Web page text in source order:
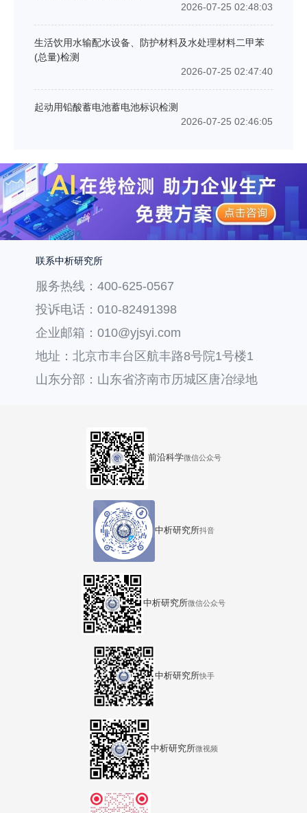
2026-07-25 02:48:03
生活饮用水输配水设备、防护材料及水处理材料二甲苯
(总量)检测
2026-07-25 02:47:40
起动用铅酸蓄电池蓄电池标识检测
2026-07-25 02:46:05
联系中析研究所
服务热线：400-625-0567
投诉电话：010-82491398
企业邮箱：010@yjsyi.com
地址：北京市丰台区航丰路8号院1号楼1
层121
山东分部：山东省济南市历城区唐冶绿地
前沿科学微信公众号
中析研究所抖音
中析研究所微信公众号
中析研究所快手
中析研究所微视频